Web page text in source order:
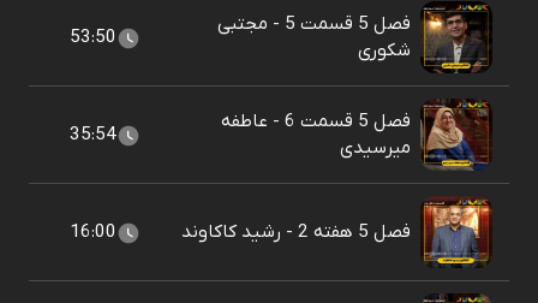
فصل 5 قسمت 5 - مجتبی
شکوری
53:50
فصل 5 قسمت 6 - عاطفه
میرسیدی
35:54
فصل 5 هفته 2 - رشید کاکاوند 16:00